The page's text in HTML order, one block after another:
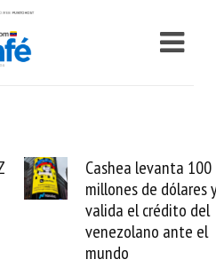
Cashea levanta 100
millones de dólares y
valida el crédito del
venezolano ante el
mundo